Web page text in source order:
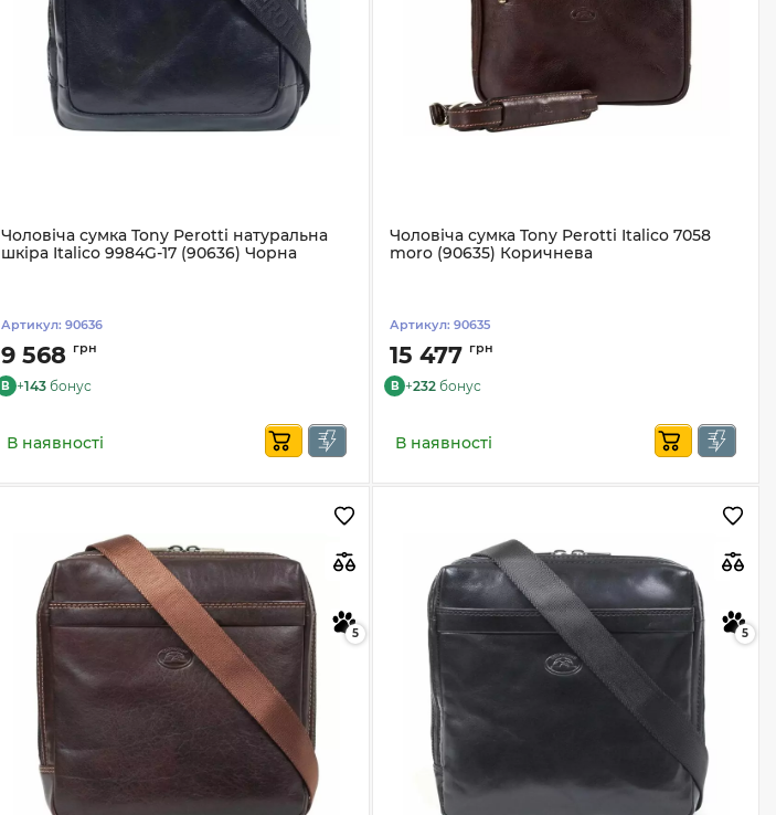
Чоловіча сумка Tony Perotti натуральна
шкіра Italico 9984G-17 (90636) Чорна
Артикул: 90636
9 568 грн
B +143бонус
В наявності
Чоловіча сумка Tony Perotti Italico 7058
moro (90635) Коричнева
Артикул:90635
15 477 грн
B +232 бонус
В наявності
5 5